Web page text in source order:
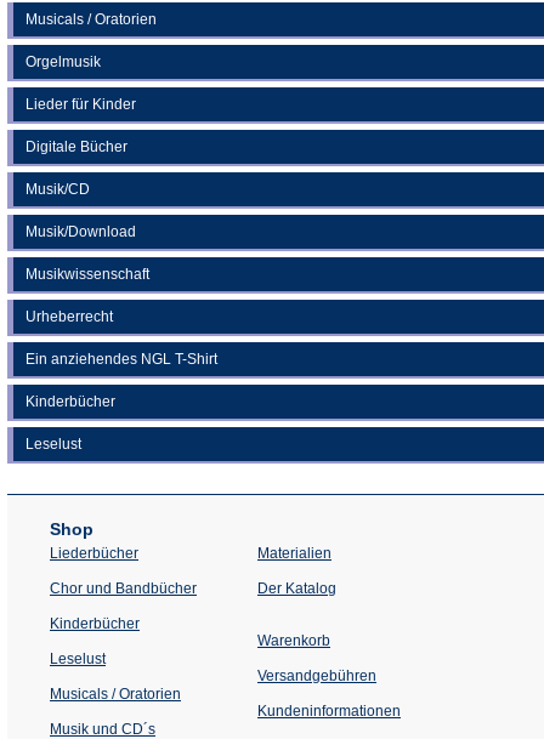
Musicals / Oratorien
Orgelmusik
Lieder für Kinder
Digitale Bücher
Musik/CD
Musik/Download
Musikwissenschaft
Urheberrecht
Ein anziehendes NGL T-Shirt
Kinderbücher
Leselust
Shop
Liederbücher
Chor und Bandbücher
Kinderbücher
Leselust
Musicals / Oratorien
Musik und CD´s
Materialien
Der Katalog
Warenkorb
Versandgebühren
Kundeninformationen